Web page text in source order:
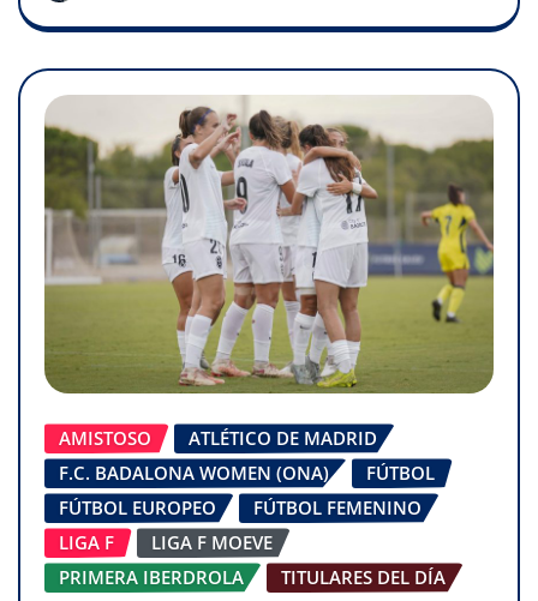
AMISTOSO
ATLÉTICO DE MADRID
F.C. BADALONA WOMEN (ONA)
FÚTBOL
FÚTBOL EUROPEO
FÚTBOL FEMENINO
LIGA F
LIGA F MOEVE
PRIMERA IBERDROLA
TITULARES DEL DÍA